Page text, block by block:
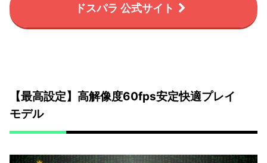
ドスパラ 公式サイト
【最高設定】高解像度60fps安定快適プレイ
モデル